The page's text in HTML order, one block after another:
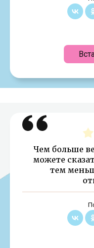
Чем больше
можете
тем